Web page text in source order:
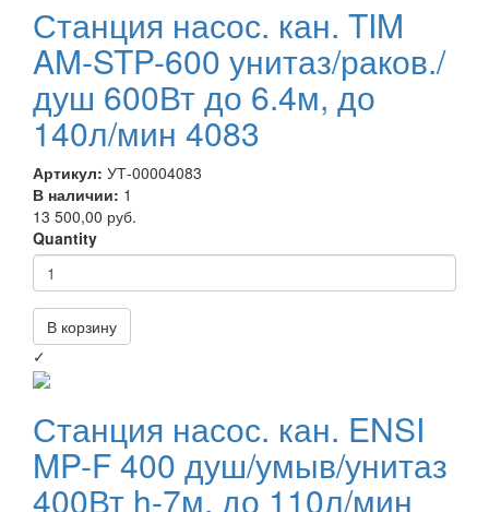
Станция насос. кан. TIM
AM-STP-600 унитаз/раков./
душ 600Вт до 6.4м, до
140л/мин 4083
Артикул: УТ-00004083
В наличии: 1
13 500,00 руб.
Quantity
В корзину
✓
Станция насос. кан. ENSI
MP-F 400 душ/умыв/унитаз
400Вт h-7м, до 110л/мин